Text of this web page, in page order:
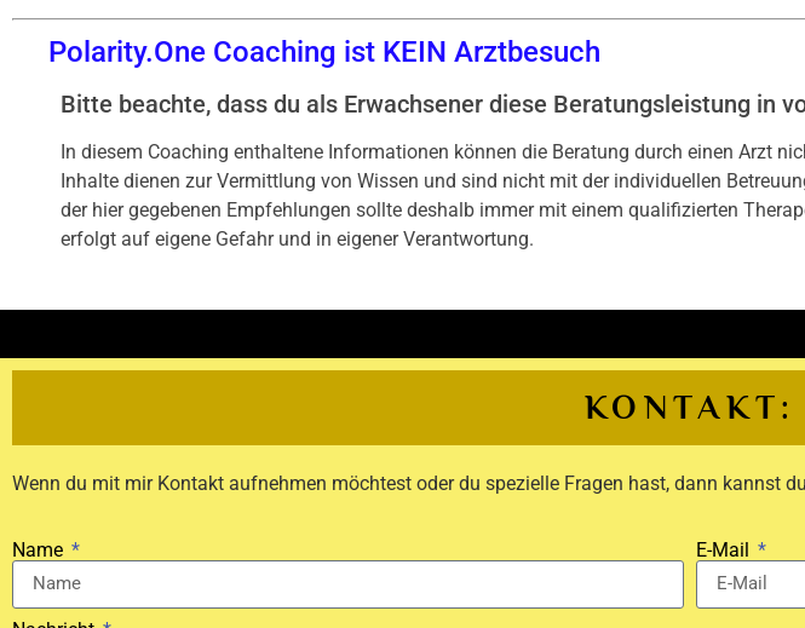
Polarity.One Coaching ist KEIN Arztbesuch
Bitte beachte, dass du als Erwachsener diese Beratungsleistung in
In diesem Coaching enthaltene Informationen können die Beratung durch einen Arzt
Inhalte dienen zur Vermittlung von Wissen und sind nicht mit der individuellen
der hier gegebenen Empfehlungen sollte deshalb immer mit einem qualifizierten
erfolgt auf eigene Gefahr und in eigener Verantwortung.
KONTAKT:
Wenn du mit mir Kontakt aufnehmen möchtest oder du spezielle Fragen hast, dann kannst
Name E-Mail